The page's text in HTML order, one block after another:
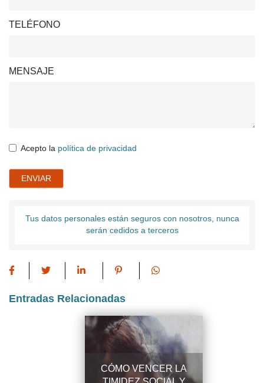
TELÉFONO
MENSAJE
Acepto la política de privacidad
ENVIAR
Tus datos personales están seguros con nosotros, nunca
serán cedidos a terceros
Entradas Relacionadas
CÓMO VENCER LA